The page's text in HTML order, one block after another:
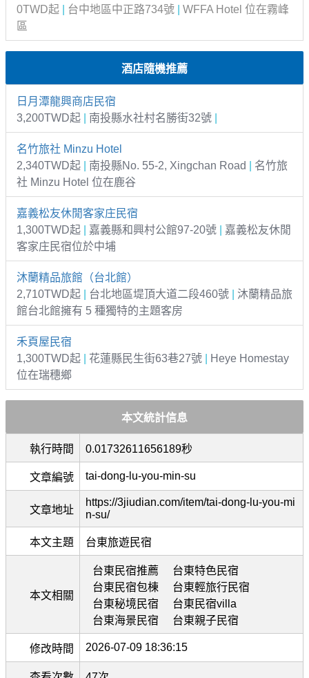
0TWD起
台中地區中正路734號
WFFA Hotel 位在霧峰
區
酒店隨機推薦
日月潭龍興商店民宿
3,200TWD起
南投縣水社村名勝街32號
名竹旅社 Minzu Hotel
2,340TWD起
南投縣No. 55-2, Xingchan Road
名竹旅
社 Minzu Hotel 位在鹿谷
嘉義松友休閒客家庄民宿
1,300TWD起
嘉義縣和興村公館97-20號
嘉義松友休閒
客家庄民宿位於中埔
沐蘭精品旅館（台北館）
2,710TWD起
台北地區堤頂大道二段460號
沐蘭精品旅
館台北館擁有 5 種獨特的主題客房
禾頁屋民宿
1,300TWD起
花蓮縣民生街63巷27號
Heye Homestay
位在瑞穗鄉
本文統計信息
執行時間 0.01732611656189秒
文章編號 tai-dong-lu-you-min-su
文章地址
https://3jiudian.com/item/tai-dong-lu-you-mi
n-su/
本文主題 台東旅遊民宿
本文相關
台東民宿推薦
台東特色民宿
台東民宿包棟
台東輕旅行民宿
台東秘境民宿
台東民宿villa
台東海景民宿
台東親子民宿
修改時間 2026-07-09 18:36:15